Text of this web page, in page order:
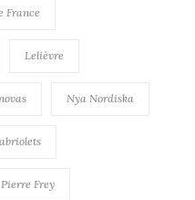
France
Lelièvre
Nya Nordiska
Pierre Frey